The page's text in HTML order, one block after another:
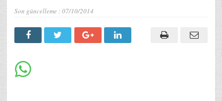
Son güncelleme :07/10/2014